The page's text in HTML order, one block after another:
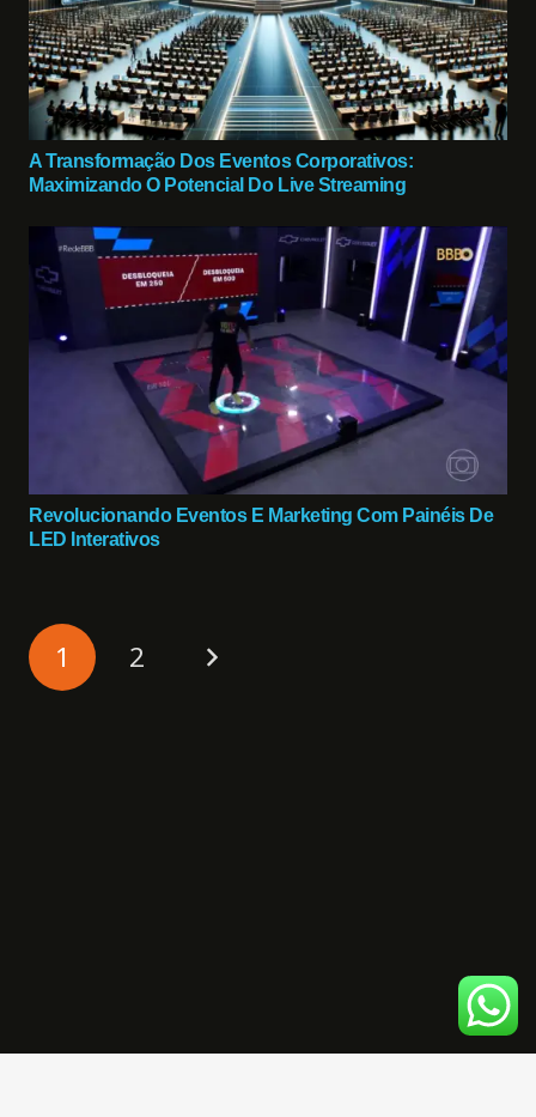
A Transformação Dos Eventos Corporativos:
Maximizando O Potencial Do Live Streaming
Revolucionando Eventos E Marketing Com Painéis De
LED Interativos
1 2